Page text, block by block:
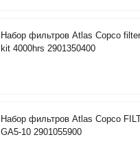
Набор фильтров Atlas Copco
kit 4000hrs 2901350400
Набор фильтров Atlas Copco
GA5-10 2901055900